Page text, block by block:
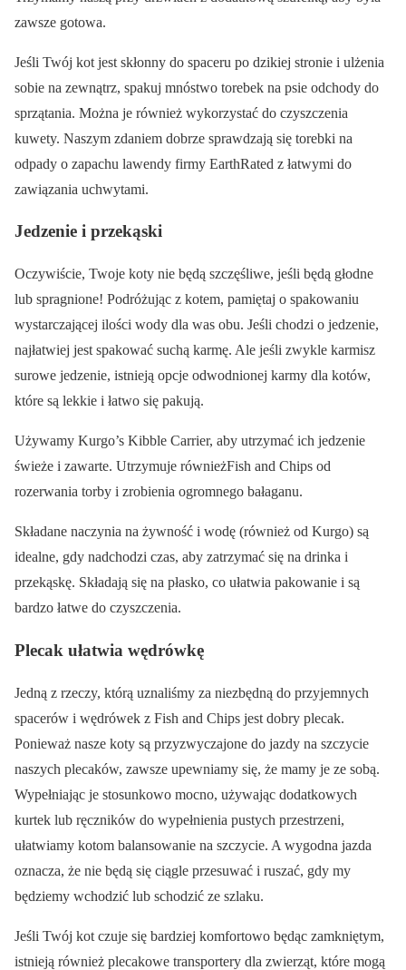
zawsze gotowa.
Jeśli Twój kot jest skłonny do spaceru po dzikiej stronie i ulżenia
sobie na zewnątrz, spakuj mnóstwo torebek na psie odchody do
sprzątania. Można je również wykorzystać do czyszczenia
kuwety. Naszym zdaniem dobrze sprawdzają się torebki na
odpady o zapachu lawendy firmy EarthRated z łatwymi do
zawiązania uchwytami.
Jedzenie i przekąski
Oczywiście, Twoje koty nie będą szczęśliwe, jeśli będą głodne
lub spragnione! Podróżując z kotem, pamiętaj o spakowaniu
wystarczającej ilości wody dla was obu. Jeśli chodzi o jedzenie,
najłatwiej jest spakować suchą karmę. Ale jeśli zwykle karmisz
surowe jedzenie, istnieją opcje odwodnionej karmy dla kotów,
które są lekkie i łatwo się pakują.
Używamy Kurgo’s Kibble Carrier, aby utrzymać ich jedzenie
świeże i zawarte. Utrzymuje równieżFish and Chips od
rozerwania torby i zrobienia ogromnego bałaganu.
Składane naczynia na żywność i wodę (również od Kurgo) są
idealne, gdy nadchodzi czas, aby zatrzymać się na drinka i
przekąskę. Składają się na płasko, co ułatwia pakowanie i są
bardzo łatwe do czyszczenia.
Plecak ułatwia wędrówkę
Jedną z rzeczy, którą uznaliśmy za niezbędną do przyjemnych
spacerów i wędrówek z Fish and Chips jest dobry plecak.
Ponieważ nasze koty są przyzwyczajone do jazdy na szczycie
naszych plecaków, zawsze upewniamy się, że mamy je ze sobą.
Wypełniając je stosunkowo mocno, używając dodatkowych
kurtek lub ręczników do wypełnienia pustych przestrzeni,
ułatwiamy kotom balansowanie na szczycie. A wygodna jazda
oznacza, że nie będą się ciągle przesuwać i ruszać, gdy my
będziemy wchodzić lub schodzić ze szlaku.
Jeśli Twój kot czuje się bardziej komfortowo będąc zamkniętym,
istnieją również plecakowe transportery dla zwierząt, które mogą